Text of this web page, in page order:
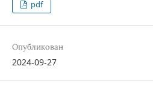
pdf
Опубликован
2024-09-27